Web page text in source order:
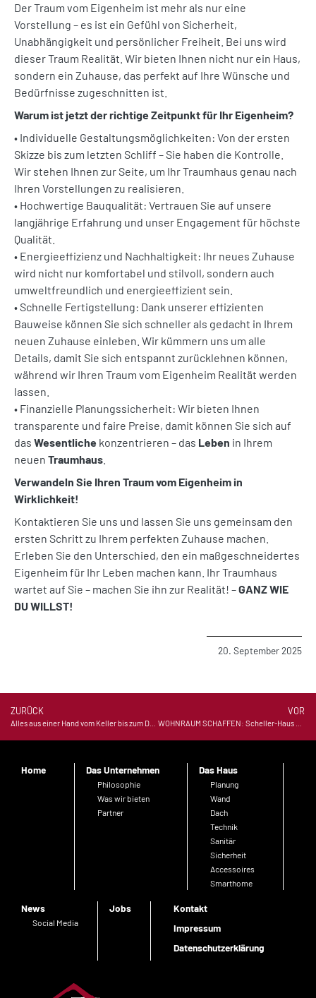
Der Traum vom Eigenheim ist mehr als nur eine
Vorstellung – es ist ein Gefühl von Sicherheit,
Unabhängigkeit und persönlicher Freiheit. Bei uns wird
dieser Traum Realität. Wir bieten Ihnen nicht nur ein Haus,
sondern ein Zuhause, das perfekt auf Ihre Wünsche und
Bedürfnisse zugeschnitten ist.
Warum ist jetzt der richtige Zeitpunkt für Ihr Eigenheim?
• Individuelle Gestaltungsmöglichkeiten: Von der ersten
Skizze bis zum letzten Schliff – Sie haben die Kontrolle.
Wir stehen Ihnen zur Seite, um Ihr Traumhaus genau nach
Ihren Vorstellungen zu realisieren.
• Hochwertige Bauqualität: Vertrauen Sie auf unsere
langjährige Erfahrung und unser Engagement für höchste
Qualität.
• Energieeffizienz und Nachhaltigkeit: Ihr neues Zuhause
wird nicht nur komfortabel und stilvoll, sondern auch
umweltfreundlich und energieeffizient sein.
• Schnelle Fertigstellung: Dank unserer effizienten
Bauweise können Sie sich schneller als gedacht in Ihrem
neuen Zuhause einleben. Wir kümmern uns um alle
Details, damit Sie sich entspannt zurücklehnen können,
während wir Ihren Traum vom Eigenheim Realität werden
lassen.
• Finanzielle Planungssicherheit: Wir bieten Ihnen
transparente und faire Preise, damit können Sie sich auf
das Wesentliche konzentrieren – das Leben in Ihrem
neuen Traumhaus
Verwandeln Sie Ihren Traum vom Eigenheim in
Wirklichkeit!
Kontaktieren Sie uns und lassen Sie uns gemeinsam den
ersten Schritt zu Ihrem perfekten Zuhause machen.
Erleben Sie den Unterschied, den ein maßgeschneidertes
Eigenheim für Ihr Leben machen kann. Ihr Traumhaus
wartet auf Sie – machen Sie ihn zur Realität! –GANZ WIE
DU WILLST!
20. September 2025
ZURÜCK VOR
Home Das Unternehmen
Philosophie
Was wir bieten
Partner
Das Haus
Planung
Wand
Dach
Technik
Sanitär
Sicherheit
Accessoires
Smarthome
News
Social Media
Jobs
Kontakt
Impressum
Datenschutzerklärung